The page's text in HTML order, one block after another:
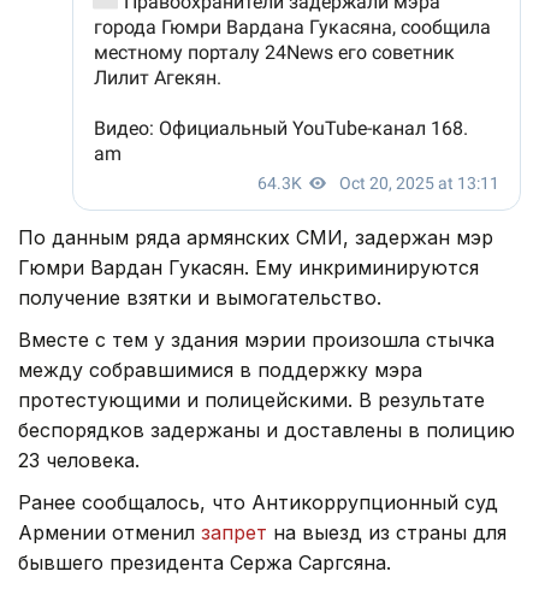
По данным ряда армянских СМИ, задержан мэр
Гюмри Вардан Гукасян. Ему инкриминируются
получение взятки и вымогательство.
Вместе с тем у здания мэрии произошла стычка
между собравшимися в поддержку мэра
протестующими и полицейскими. В результате
беспорядков задержаны и доставлены в полицию
23 человека.
Ранее сообщалось, что Антикоррупционный суд
Армении отменил запрет на выезд из страны для
бывшего президента Сержа Саргсяна.